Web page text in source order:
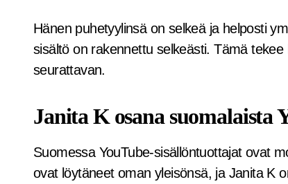
Hänen puhetyylinsä on selkeä ja helposti
sisältö on rakennettu selkeästi. Tämä
seurattavan.
Janita K osana suomalaista
Suomessa YouTube-sisällöntuottajat ovat
ovat löytäneet oman yleisönsä, ja Janita K